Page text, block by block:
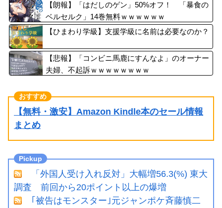
【朗報】「はだしのゲン」50%オフ！ 「暴食の
ベルセルク」14巻無料ｗｗｗｗｗｗ
【ひまわり学級】支援学級に名前は必要なのか？
【悲報】「コンビニ馬鹿にすんなよ」のオーナー
夫婦、不起訴ｗｗｗｗｗｗｗｗ
【無料・激安】Amazon Kindle本のセール情報
まとめ
「外国人受け入れ反対」大幅増56.3(%) 東大
調査 前回から20ポイント以上の爆増
｢被告はモンスター｣元ジャンポケ斉藤慎二